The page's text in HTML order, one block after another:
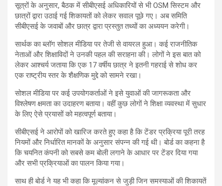
सूत्रों के अनुसार, बैठक में सीबीएसई अधिकारियों से भी OSM सिस्टम और
छात्रों द्वारा उठाई गई शिकायतों को लेकर सवाल पूछे गए। अब समिति
सीबीएसई के जवाबों और छात्र द्वारा प्रस्तुत तथ्यों का अध्ययन करेगी।
सार्थक का ब्लॉग सोशल मीडिया पर तेजी से वायरल हुआ। कई राजनीतिक
नेताओं और शिक्षाविदों ने उनकी पहल की सराहना की। लोगों ने इस बात को
लेकर आश्चर्य जताया कि एक 17 वर्षीय छात्र ने इतनी गहराई से शोध कर
एक राष्ट्रीय स्तर के शैक्षणिक मुद्दे को सामने रखा।
सोशल मीडिया पर कई उपयोगकर्ताओं ने इसे युवाओं की जागरूकता और
विश्लेषण क्षमता का उदाहरण बताया। वहीं कुछ लोगों ने शिक्षा व्यवस्था में सुधार
के लिए ऐसे प्रयासों को महत्वपूर्ण बताया।
सीबीएसई ने आरोपों को खारिज करते हुए कहा है कि टेंडर प्रक्रिया पूरी तरह
नियमों और निर्धारित मानकों के अनुसार संपन्न की गई थी। बोर्ड का कहना है
कि चयनित कंपनी को सबसे कम बोली लगाने के आधार पर टेंडर दिया गया
और सभी प्रक्रियाओं का पालन किया गया।
साथ ही बोर्ड ने यह भी कहा कि मूल्यांकन से जुड़ी जिन समस्याओं की शिकायतें